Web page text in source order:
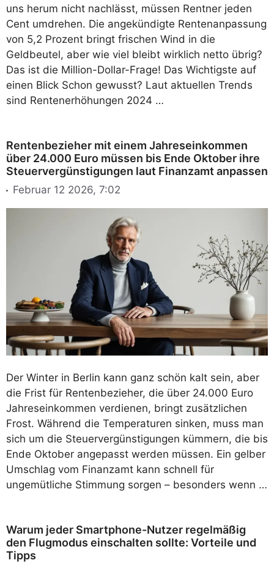
uns herum nicht nachlässt, müssen Rentner jeden
Cent umdrehen. Die angekündigte Rentenanpassung
von 5,2 Prozent bringt frischen Wind in die
Geldbeutel, aber wie viel bleibt wirklich netto übrig?
Das ist die Million-Dollar-Frage! Das Wichtigste auf
einen Blick Schon gewusst? Laut aktuellen Trends
sind Rentenerhöhungen 2024 …
Rentenbezieher mit einem Jahreseinkommen
über 24.000 Euro müssen bis Ende Oktober ihre
Steuervergünstigungen laut Finanzamt anpassen
Februar 12 2026, 7:02
Der Winter in Berlin kann ganz schön kalt sein, aber
die Frist für Rentenbezieher, die über 24.000 Euro
Jahreseinkommen verdienen, bringt zusätzlichen
Frost. Während die Temperaturen sinken, muss man
sich um die Steuervergünstigungen kümmern, die bis
Ende Oktober angepasst werden müssen. Ein gelber
Umschlag vom Finanzamt kann schnell für
ungemütliche Stimmung sorgen – besonders wenn …
Warum jeder Smartphone-Nutzer regelmäßig
den Flugmodus einschalten sollte: Vorteile und
Tipps